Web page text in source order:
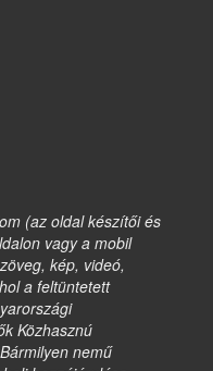
(az oldal készítői és
vagy a mobil
kép, videó,
a feltüntetett
Közhasznú
nemű